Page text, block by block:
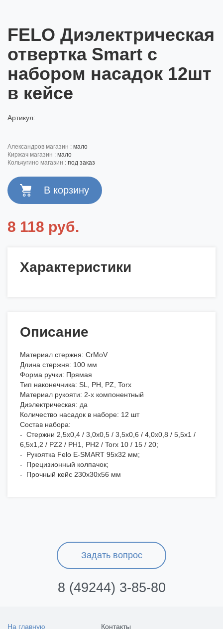
FELO Диэлектрическая
отвертка Smart с
набором насадок 12шт
в кейсе
Артикул:
александров магазин : мало
киржач магазин : мало
кольчугино магазин : под заказ
8 118 руб.
Характеристики
Описание
Материал стержня: CrMoV
Длина стержня: 100 мм
Форма ручки: Прямая
Тип наконечника: SL, РН, PZ, Torx
Материал рукояти: 2-х компонентный
Диэлектрическая: да
Количество насадок в наборе: 12 шт
Состав набора:
- Стержни 2,5x0,4 / 3,0x0,5 / 3,5x0,6 / 4,0x0,8 / 5,5x1 /
6,5x1,2 / PZ2 / РН1, РН2 / Torx 10 / 15 / 20;
- Рукоятка Felo E-SMART 95х32 мм;
- Прецизионный колпачок;
- Прочный кейс 230х30х56 мм
Задать вопрос
8 (49244) 3-85-80
На главную Контакты